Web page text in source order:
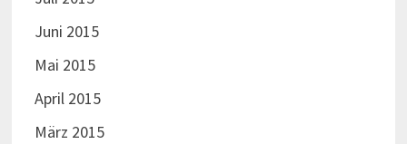
Juni 2015
Mai 2015
April 2015
März 2015